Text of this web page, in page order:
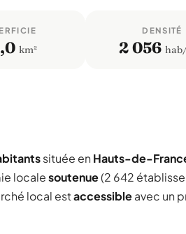
km²
DENSITÉ
2 056
située en Hauts-de-
localesoutenue(2 642
local estaccessibleavec un